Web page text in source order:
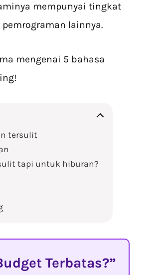
mempunyai tingkat
lainnya.
mengenai 5 bahasa
tersulit
tapi untuk hiburan?
Terbatas?